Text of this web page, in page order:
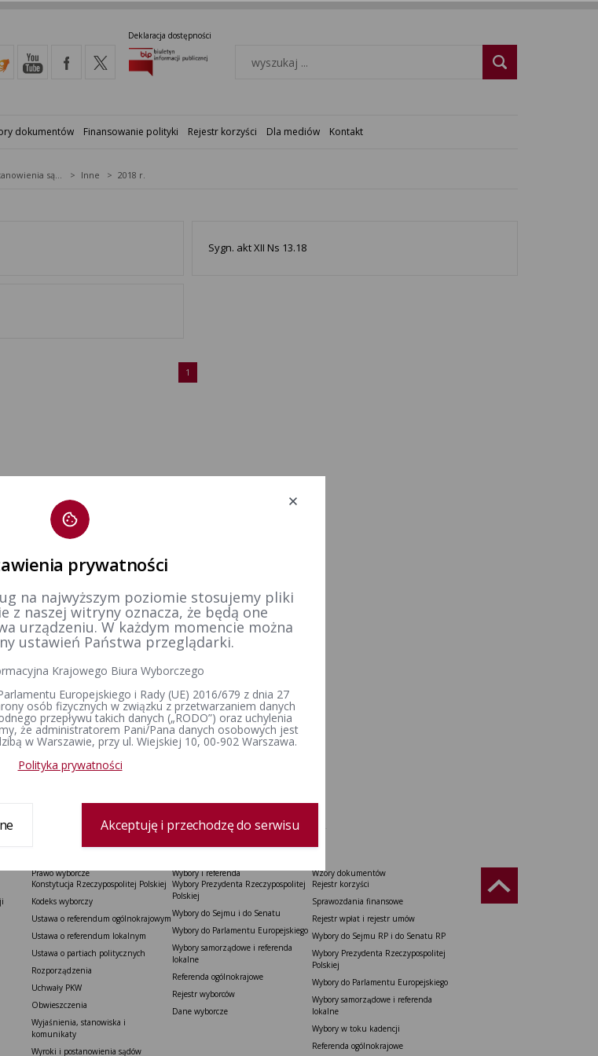
Deklaracja dostępności
dokumentów Finansowanie polityki Rejestr korzyści Dla mediów Kontakt
Inne 2018 r.
Sygn. akt XII Ns 13.18
1
Prawo wyborcze
Konstytucja Rzeczypospolitej Polskiej​
Kodeks wyborczy
Ustawa o referendum ogólnokrajowym
Ustawa o referendum lokalnym
Ustawa o partiach politycznych
Rozporządzenia
Uchwały PKW
Obwieszczenia
Wyjaśnienia, stanowiska i
komunikaty
Wyroki i postanowienia sądów
Wybory i referenda
Wybory Prezydenta Rzeczypospolitej
Polskiej
Wybory do Sejmu i do Senatu
Wybory do Parlamentu Europejskiego
Wybory samorządowe i referenda
lokalne
Referenda ogólnokrajowe
Rejestr wyborców
Dane wyborcze
Wzory dokumentów
Rejestr korzyści
Sprawozdania finansowe
Rejestr wpłat i rejestr umów
Wybory do Sejmu RP i do Senatu RP
Wybory Prezydenta Rzeczypospolitej
Polskiej
Wybory do Parlamentu Europejskiego
Wybory samorządowe i referenda
lokalne
Wybory w toku kadencji
Referenda ogólnokrajowe
prywatności
na najwyższym poziomie stosujemy pliki
z naszej witryny oznacza, że będą one
urządzeniu. W każdym momencie można
ustawień Państwa przeglądarki.
Krajowego Biura Wyborczego
Europejskiego i Rady (UE) 2016/679 z dnia 27
osób fizycznych w związku z przetwarzaniem danych
przepływu takich danych („RODO”) oraz uchylenia
że administratorem Pani/Pana danych osobowych jest
w Warszawie, przy ul. Wiejskiej 10, 00-902 Warszawa.
Polityka prywatności
Akceptuję i przechodzę do serwisu